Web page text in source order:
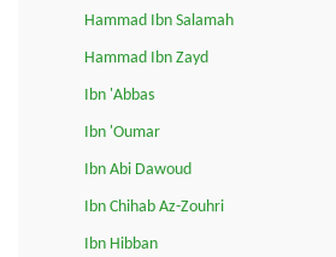
Hammad Ibn Salamah
Hammad Ibn Zayd
Ibn 'Abbas
Ibn 'Oumar
Ibn Abi Dawoud
Ibn Chihab Az-Zouhri
Ibn Hibban